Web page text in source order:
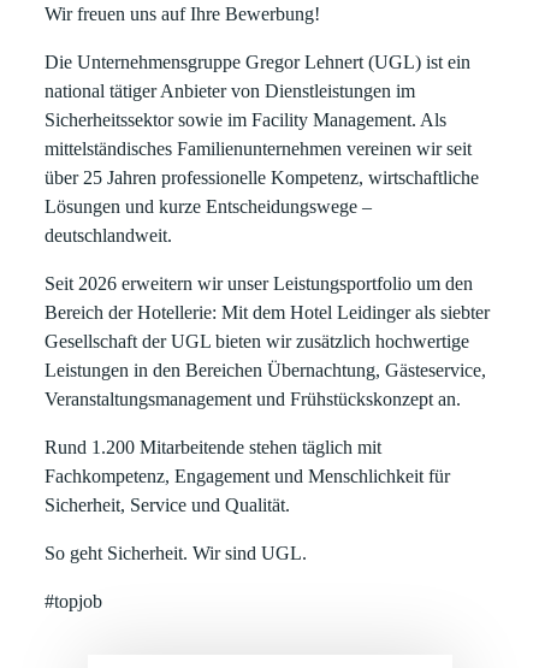
Wir freuen uns auf Ihre Bewerbung!
DieUnternehmensgruppe Gregor Lehnert (UGL) ist ein
national tätiger Anbieter von Dienstleistungen im
Sicherheitssektorsowie imFacility Management. Als
mittelständisches Familienunternehmen vereinen wir seit
über 25 Jahren professionelle Kompetenz, wirtschaftliche
Lösungen und kurze Entscheidungswege –
deutschlandweit.
Seit 2026 erweitern wir unser Leistungsportfolio um den
Bereich derHotellerie: Mit demHotel Leidingerals siebter
Gesellschaft der UGL bieten wir zusätzlich hochwertige
Leistungen in den BereichenÜbernachtung, Gästeservice,
Veranstaltungsmanagement und Frühstückskonzeptan.
Rund 1.200 Mitarbeitende stehen täglich mit
Fachkompetenz, Engagement und Menschlichkeit für
Sicherheit, Service und Qualität.
So geht Sicherheit. Wir sind UGL.
#topjob